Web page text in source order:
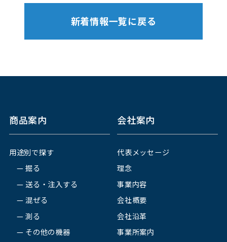
新着情報一覧に戻る
商品案内
用途別で探す
掘る
送る・注入する
混ぜる
測る
その他の機器
会社案内
代表メッセージ
理念
事業内容
会社概要
会社沿革
事業所案内